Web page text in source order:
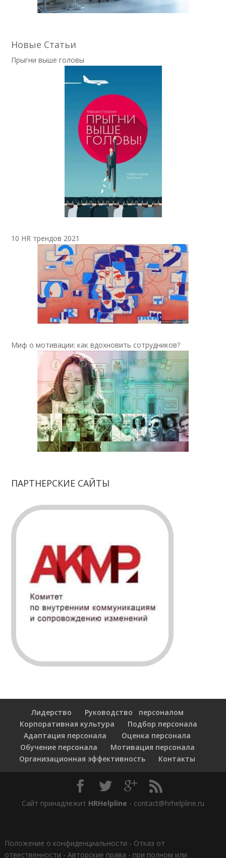
Новые Статьи
Прыгни выше головы
10 HR трендов 2021
Миф о мотивации: как вдохновить сотрудников?
ПАРТНЕРСКИЕ САЙТЫ
Лидерство
Руководство персоналом
Корпоративная культура
Подбор персонала
Адаптация персонала
Оценка персонала
Обучение персонала
Мотивация персонала
Организационная эффективность
Контакты
Сайт принадлежит HRHelpline - contact@hrhelpline.ru
Положение о конфиденциальности - Отказ от
отвественности - Авторские права - при полном или